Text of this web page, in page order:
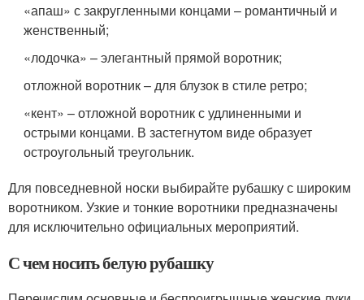
«апаш» с закругленными концами – романтичный и
женственный;
«лодочка» – элегантный прямой воротник;
отложной воротник – для блузок в стиле ретро;
«кент» – отложной воротник с удлиненными и
острыми концами. В застегнутом виде образует
остроугольный треугольник.
Для повседневной носки выбирайте рубашку с широким
воротником. Узкие и тонкие воротники предназначены
для исключительно официальных мероприятий.
С чем носить белую рубашку